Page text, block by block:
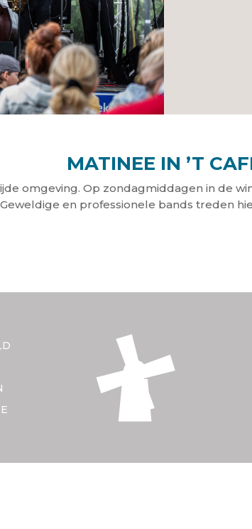
MATINEE IN ’T
omgeving. Op zondagmiddagen in de
en professionele bands treden